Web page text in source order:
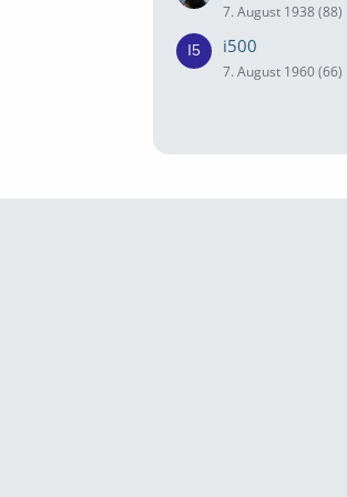
7. August 1938 (88)
i500
7. August 1960 (66)